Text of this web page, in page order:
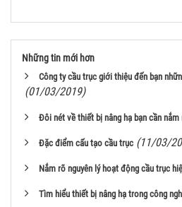
Những tin mới hơn
Công ty cầu trục giới thiệu đến bạn
(01/03/2019)
Đôi nét về thiết bị nâng hạ bạn cần nắm
Đặc điểm cấu tạo cầu trục (11/03/
Nắm rõ nguyên lý hoạt động cầu trục
Tìm hiểu thiết bị nâng hạ trong công